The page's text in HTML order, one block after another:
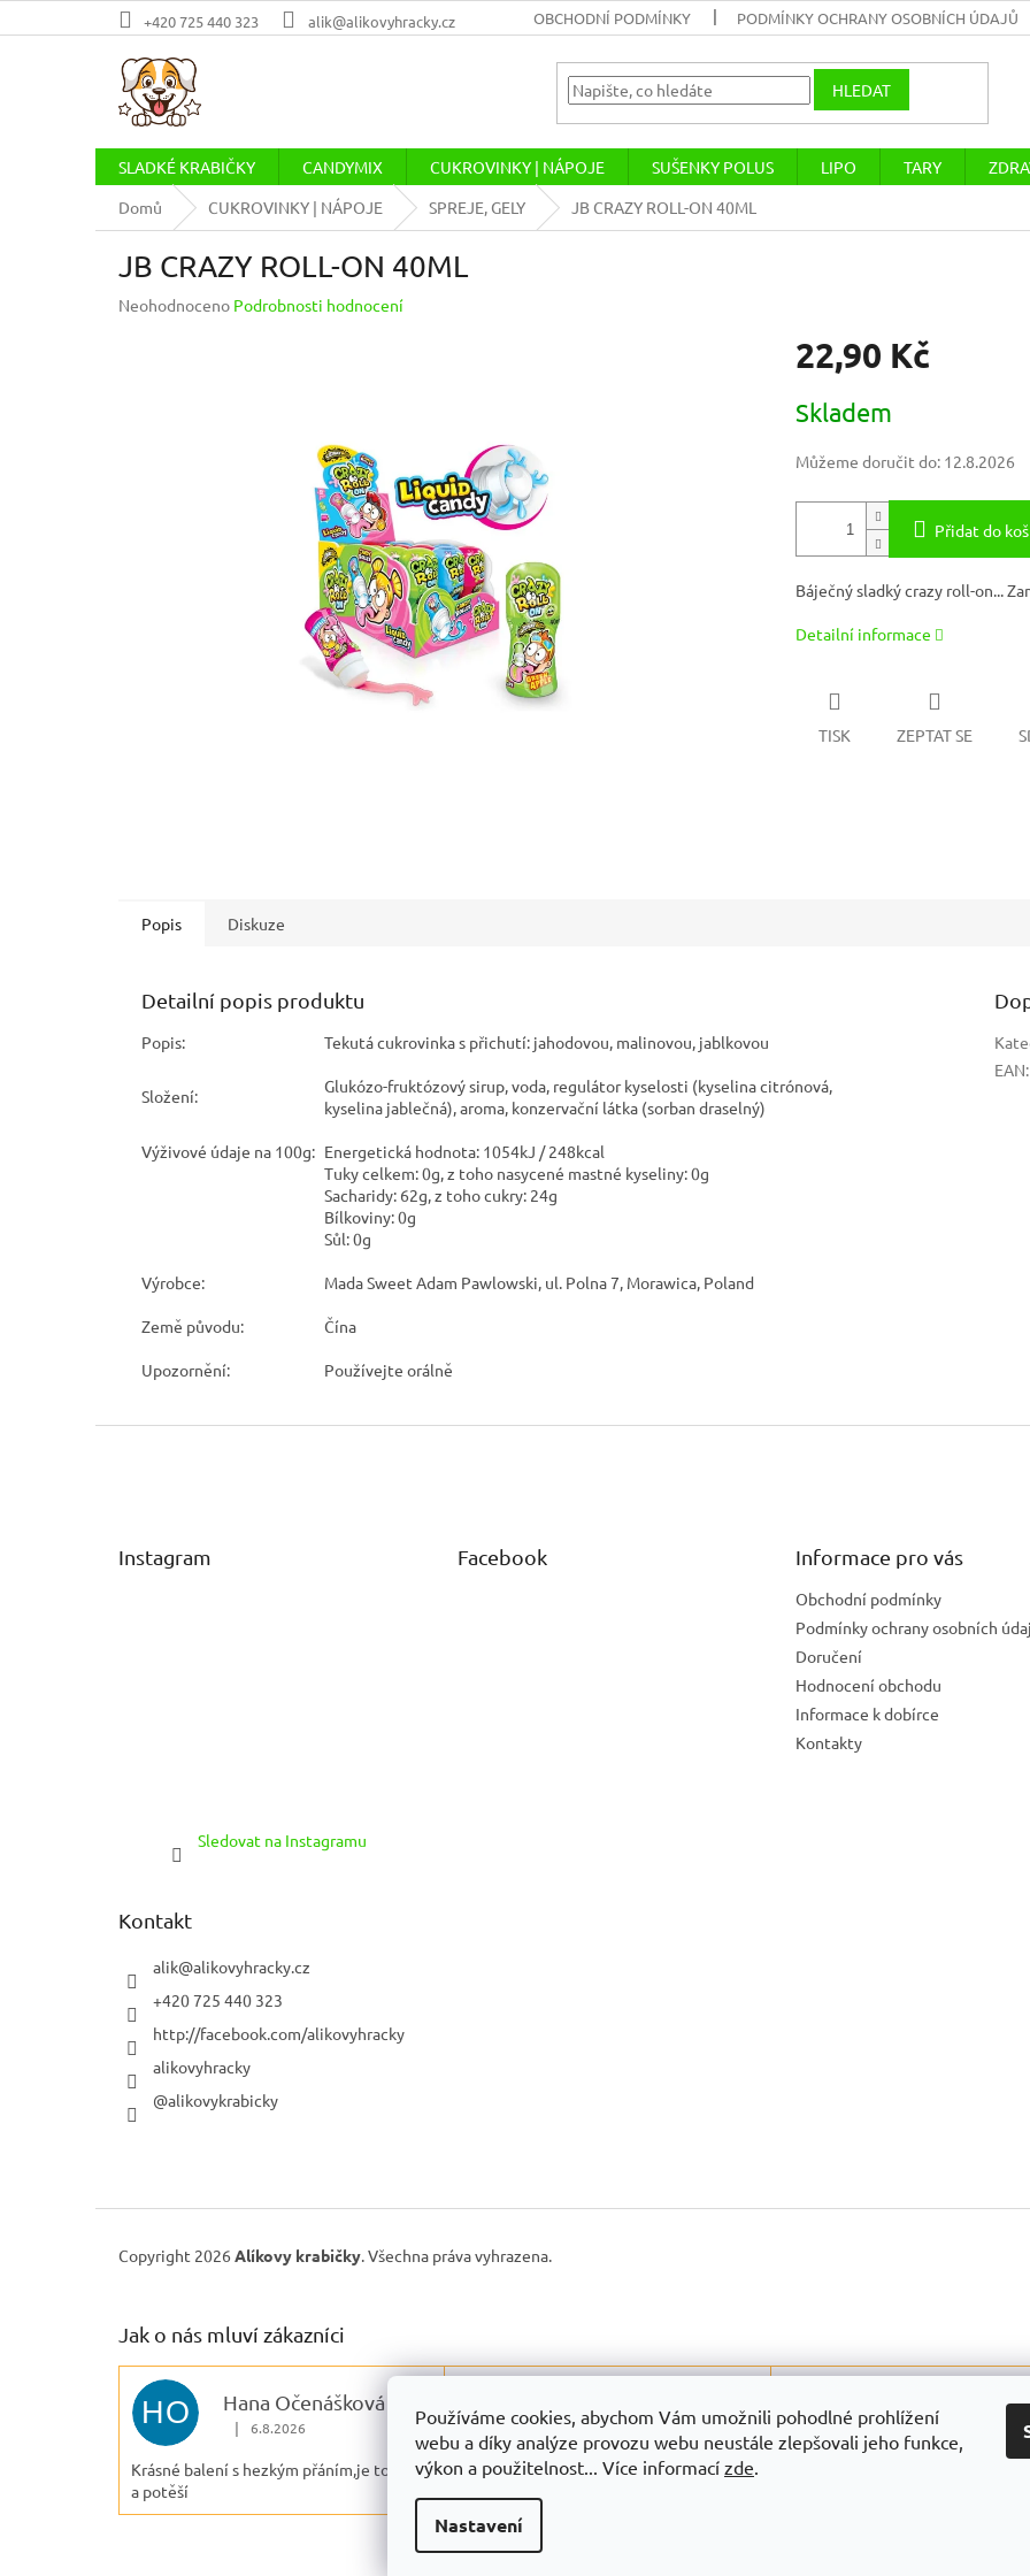
Používáme cookies, abychom Vám umožnili pohodlné prohlížení
webu a díky analýze provozu webu neustále zlepšovali jeho funkce,
výkon a použitelnost... Více informací zde.
Nastavení
na
+420 725 440 323 alik@alikovyhracky.cz OBCHODNÍ PODMÍNKY PODMÍNKY OCHRANY OSOBNÍCH ÚDAJŮ
HLEDAT
SLADKÉ KRABIČKY CANDYMIX CUKROVINKY | NÁPOJE SUŠENKY POLUS LIPO TARY
Domů
CUKROVINKY | NÁPOJE SPREJE, GELY JB CRAZY ROLL-ON 40ML
JB CRAZY ROLL-ON 40ML
Průměrné
Neohodnoceno Podrobnosti hodnocení
22,90 Kč
cena:
Skladem
Můžeme doručit do: 12.8.2026
Přidat do
Báječný sladký crazy roll-on...
Detailní informace
TISK ZEPTAT SE
Popis Diskuze
Detailní popis produktu
Popis: Tekutá cukrovinka s přichutí: jahodovou, malinovou, jablkovou
Složení:
Glukózo-fruktózový sirup, voda, regulátor kyselosti (kyselina citrónová,
kyselina jablečná), aroma, konzervační látka (sorban draselný)
Výživové údaje na 100g: Energetická hodnota: 1054kJ / 248kcal
Tuky celkem: 0g, z toho nasycené mastné kyseliny: 0g
Sacharidy: 62g, z toho cukry: 24g
Bílkoviny: 0g
Sůl: 0g
Výrobce: Mada Sweet Adam Pawlowski, ul. Polna 7, Morawica, Poland
Země původu: Čína
Upozornění: Používejte orálně
EAN:
Instagram
Sledovat na Instagramu
Facebook Informace pro vás
Obchodní podmínky
Podmínky ochrany osobních
Doručení
Hodnocení obchodu
Informace k dobírce
Kontakty
Kontakt
alik@alikovyhracky.cz
+420 725 440 323
http://facebook.com/alikovyhracky
alikovyhracky
@alikovykrabicky
Copyright 2026 Alíkovy krabičky. Všechna práva vyhrazena.
Jak o nás mluví zákazníci
HO Hana Očenášková
Hodnocení obchodu je 5 z 5 hvězdiček.
| 6.8.2026
Krásné balení s hezkým přáním,je to milé
a potěší
MS
Hodnocení obchodu je 5 z 5 hvězdiček.
| 2.8.2026
Rychlé dodání.
JF Jarka Ferencova
Hodnocení obchodu
| 29.7.2026